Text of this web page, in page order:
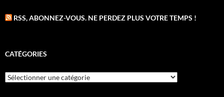
RSS, ABONNEZ-VOUS. NE PERDEZ PLUS VOTRE TEMPS !
CATÉGORIES
Catégories